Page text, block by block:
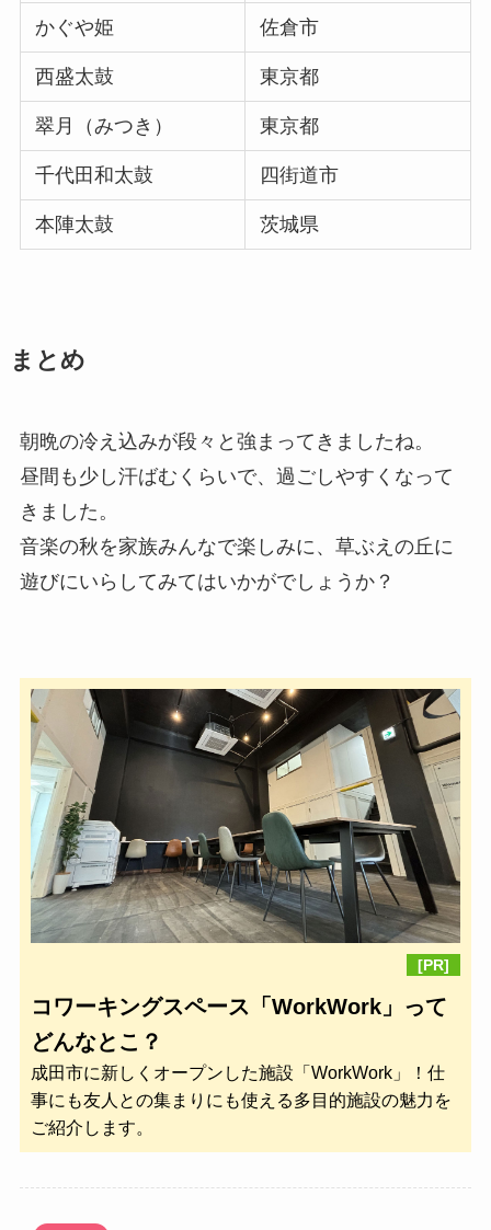
かぐや姫 佐倉市
西盛太鼓 東京都
翠月（みつき） 東京都
千代田和太鼓 四街道市
本陣太鼓 茨城県
まとめ
朝晩の冷え込みが段々と強まってきましたね。
昼間も少し汗ばむくらいで、過ごしやすくなって
きました。
音楽の秋を家族みんなで楽しみに、草ぶえの丘に
遊びにいらしてみてはいかがでしょうか？
[PR]
コワーキングスペース「WorkWork」って
どんなとこ？
成田市に新しくオープンした施設「WorkWork」！仕
事にも友人との集まりにも使える多目的施設の魅力を
ご紹介します。